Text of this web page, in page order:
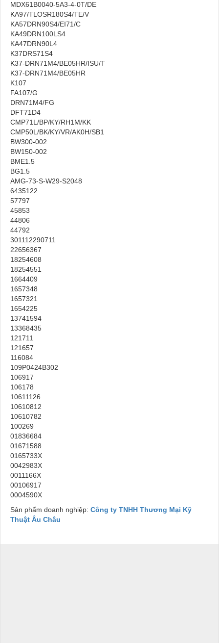
MDX61B0040-5A3-4-0T/DE
KA97/TLOSR180S4/TE/V
KA57DRN90S4/EI71/C
KA49DRN100LS4
KA47DRN90L4
K37DRS71S4
K37-DRN71M4/BE05HR/ISU/T
K37-DRN71M4/BE05HR
K107
FA107/G
DRN71M4/FG
DFT71D4
CMP71L/BP/KY/RH1M/KK
CMP50L/BK/KY/VR/AK0H/SB1
BW300-002
BW150-002
BME1.5
BG1.5
AMG-73-S-W29-S2048
6435122
57797
45853
44806
44792
301112290711
22656367
18254608
18254551
1664409
1657348
1657321
1654225
13741594
13368435
121711
121657
116084
109P0424B302
106917
106178
10611126
10610812
10610782
100269
01836684
01671588
0165733X
0042983X
0011166X
00106917
0004590X
Sản phẩm doanh nghiệp: Công ty TNHH Thương Mại Kỹ
Thuật Âu Châu